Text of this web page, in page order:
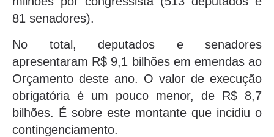
81 senadores).
No total, deputados e senadores
apresentaram R$ 9,1 bilhões em emendas ao
Orçamento deste ano. O valor de execução
obrigatória é um pouco menor, de R$ 8,7
bilhões. É sobre este montante que incidiu o
contingenciamento.